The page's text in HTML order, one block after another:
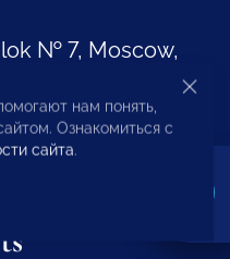
№ 7, Moscow,
нам понять,
Ознакомиться с
сайта.